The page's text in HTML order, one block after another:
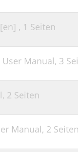
, 1 Seiten
Manual, 3
2 Seiten
Manual, 2 Seiten